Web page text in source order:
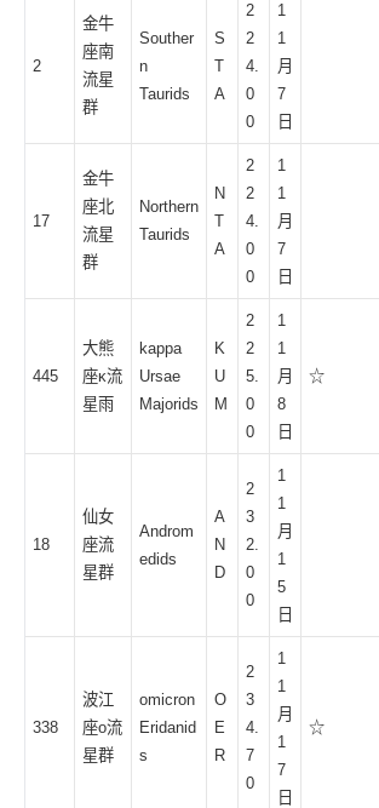
2
金牛
座南
流星
群
Souther
n
Taurids
S
T
A
2
2
4.
0
0
1
1
月
7
日
17
金牛
座北
流星
群
Northern
Taurids
N
T
A
2
2
4.
0
0
1
1
月
7
日
445
大熊
座κ流
星雨
kappa
Ursae
Majorids
K
U
M
2
2
5.
0
0
1
1
月
8
日
☆
18
仙女
座流
星群
Androm
edids
A
N
D
2
3
2.
0
0
1
1
月
1
5
日
338
波江
座ο流
星群
omicron
Eridanid
s
O
E
R
2
3
4.
7
0
1
1
月
1
7
日
☆